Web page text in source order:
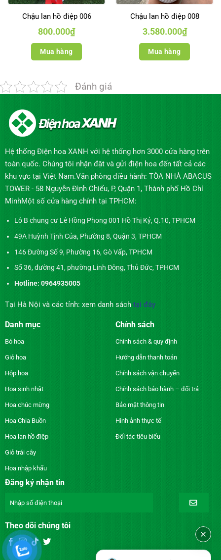
Chậu lan hồ điệp 006
800.000₫
Mua hàng
Chậu lan hồ điệp 008
3.580.000₫
Mua hàng
Đánh giá
Hệ thống Điện hoa XANH với hệ thống hơn 3000 cửa hàng trên
toàn quốc. Chúng tôi nhận đặt và gửi điện hoa đến tất cả các
khu vực tại Việt Nam.Văn phòng điều hành: TÒA NHÀ ABACUS
TOWER - 58 Nguyễn Đình Chiểu, P, Quận 1, Thành phố Hồ Chí
MinhMột số cửa hàng chính tại TPHCM:
Lô B chung cư Lê Hồng Phong 001 Hồ Thị Kỷ, Q.10, TPHCM
49A Huỳnh Tịnh Của, Phường 8, Quận 3, TPHCM
146 Đường Số 9, Phường 16, Gò Vấp, TPHCM
Số 36, đường 41, phường Linh Đông, Thủ Đức, TPHCM
Hotline: 0964935005
Tại Hà Nội và các tỉnh: xem danh sách tại đây
Danh mục
Bó hoa
Giỏ hoa
Hộp hoa
Hoa sinh nhật
Hoa chúc mừng
Hoa Chia Buồn
Hoa lan hồ điệp
Giỏ trái cây
Hoa nhập khẩu
Chính sách
Chính sách & quy định
Hướng dẫn thanh toán
Chính sách vận chuyển
Chính sách bảo hành – đổi trả
Bảo mật thông tin
Hình ảnh thực tế
Đối tác tiêu biểu
Đăng ký nhận tin
Theo dõi chúng tôi